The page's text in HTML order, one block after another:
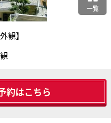
一覧
観】
約はこちら